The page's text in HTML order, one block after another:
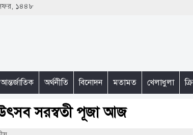
১৪৪৮
আন্তর্জাতিক অর্থনীতি বিনোদন মতামত খেলাধুলা
উৎসব সরস্বতী পূজা আজ